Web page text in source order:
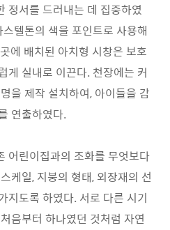
정서를 드러내는 데 집중하였
텔톤의 색을 포인트로 사용해
에 배치된 아치형 시창은 보호
게 실내로 이끈다. 천장에는 커
을 제작 설치하여, 아이들을 감
연출하였다.
어린이집과의 조화를 무엇보다
케일, 지붕의 형태, 외장재의 선
지도록 하였다. 서로 다른 시기
음부터 하나였던 것처럼 자연